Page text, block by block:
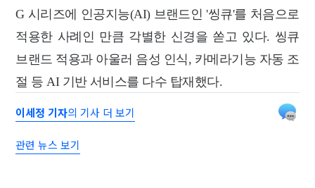
G 시리즈에 인공지능(AI) 브랜드인 '씽큐'를 처음으로
적용한 사례인 만큼 각별한 신경을 쏟고 있다. 씽큐
브랜드 적용과 아울러 음성 인식, 카메라기능 자동 조
절 등 AI 기반 서비스를 다수 탑재했다.
이세정 기자의 기사 더 보기
관련 뉴스 보기